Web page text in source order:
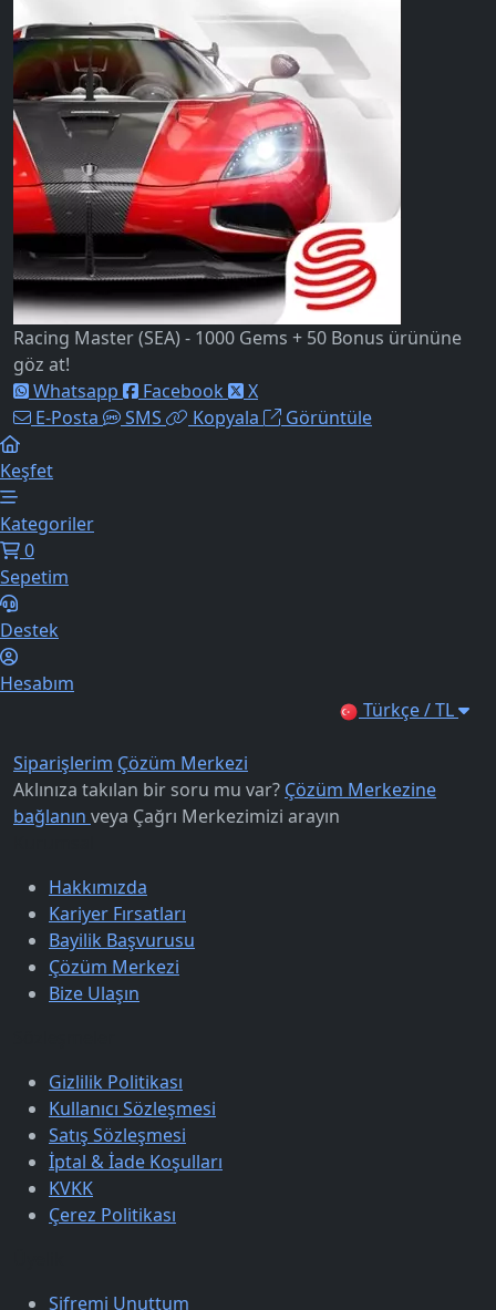
Racing Master (SEA) - 1000 Gems + 50 Bonus ürününe
göz at!
Whatsapp
Facebook
X
E-Posta
SMS Kopyala Görüntüle
Keşfet
Kategoriler
0
Sepetim
Destek
Hesabım
Türkçe / TL
Siparişlerim Çözüm Merkezi
Aklınıza takılan bir soru mu var? Çözüm Merkezine
bağlanın veya Çağrı Merkezimizi arayın
Hakkımızda
Kariyer Fırsatları
Bayilik Başvurusu
Çözüm Merkezi
Bize Ulaşın
Gizlilik Politikası
Kullanıcı Sözleşmesi
Satış Sözleşmesi
İptal & İade Koşulları
KVKK
Çerez Politikası
Şifremi Unuttum